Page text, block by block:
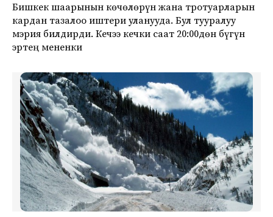
Бишкек шаарынын көчөлөрүн жана тротуарларын
кардан тазалоо иштери уланууда. Бул тууралуу
мэрия билдирди. Кечээ кечки саат 20:00дөн бүгүн
эртең мененки